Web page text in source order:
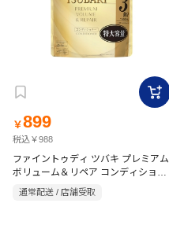
￥899
税込￥988
ファイントゥディ ツバキ プレミアム
ボリューム＆リペア コンディショナ
ー 詰替 900ml
通常配送 / 店舗受取